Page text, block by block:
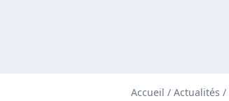
Accueil / Actualités /